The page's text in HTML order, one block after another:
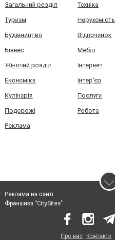
Загальний розділ Техніка
Туризм Нерухомість
Будівництво Відпочинок
Бізнес Меблі
Жіночий розділ Інтернет
Економіка Інтер'єр
Кулінарія Послуги
Подорожі Робота
Реклама
Реклама на сайті
Франшиза "CitySites"
Про нас Контакти